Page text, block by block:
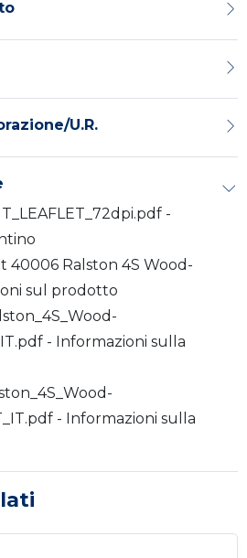
U.R.
-
40006 Ralston 4S Wood-
sul prodotto
- Informazioni sulla
- Informazioni sulla